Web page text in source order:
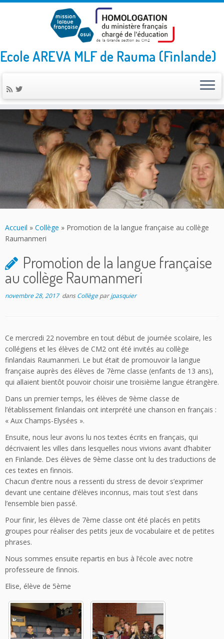
to
Ecole AREVA MLF de Rauma (Finlande)
Accueil » Collège » Promotion de la langue française au collège
Raumanmeri
Promotion de la langue française
au collège Raumanmeri
novembre 28, 2017dansCollègeparjpasquier
Ce mercredi 22 novembre en tout début de journée scolaire, les
collégiens et les élèves de CM2 ont été invités au collège
finlandais Raumanmeri. Le but était de promouvoir la langue
française auprès des élèves de 7ème classe (enfants de 13 ans),
qui allaient bientôt pouvoir choisir une troisième langue étrangère.
Dans un premier temps, les élèves de 9ème classe de
l’établissement finlandais ont interprété une chanson en français :
« Aux Champs-Elysées ».
Ensuite, nous leur avons lu nos textes écrits en français, qui
décrivaient les villes dans lesquelles nous vivions avant d’habiter
en Finlande. Des élèves de 9ème classe ont lu des traductions de
ces textes en finnois.
Chacun d’entre nous a ressenti du stress de devoir s’exprimer
devant une centaine d’élèves inconnus, mais tout s’est dans
l’ensemble bien passé.
Pour finir, les élèves de 7ème classe ont été placés en petits
groupes pour réaliser des petits jeux de vocabulaire et de petites
phrases.
Nous sommes ensuite repartis en bus à l’école avec notre
professeure de finnois.
Elise, élève de 5ème